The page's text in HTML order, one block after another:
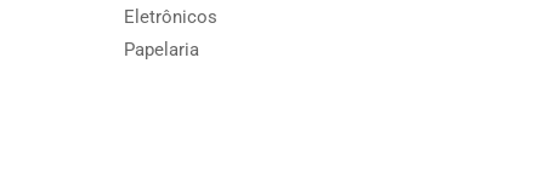
Eletrônicos
Papelaria